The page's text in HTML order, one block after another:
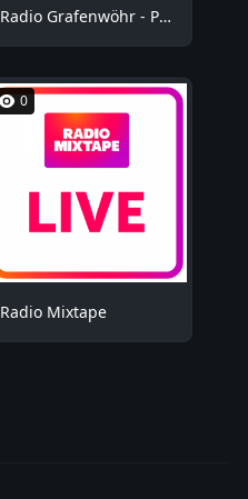
Radio Grafenwöhr - Plus
0
Radio Mixtape